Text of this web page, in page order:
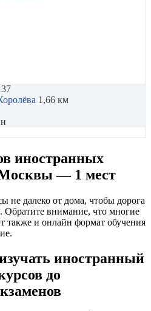
1,66 км
иностранных
— 1 мест
не далеко от дома, чтобы дорога
Обратите внимание, что многие
также и онлайн формат обучения
иностранный
до